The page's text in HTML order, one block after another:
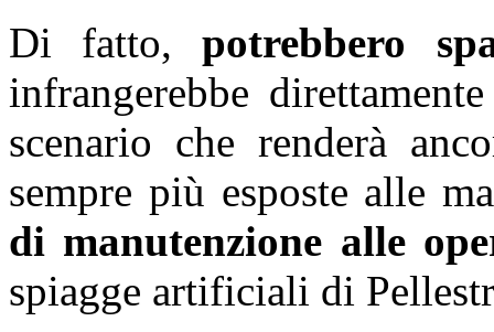
Di fatto, potrebbero
infrangerebbe
scenario che renderà
sempre più esposte alle
di manutenzione alle
spiagge artificiali di